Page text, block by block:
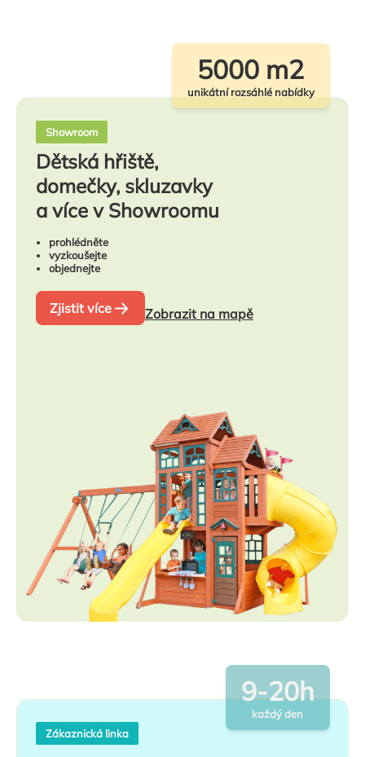
Showroom
Dětská hřiště,
domečky, skluzavky
a více v Showroomu
prohlédněte
vyzkoušejte
objednejte
Zjistit více Zobrazit na mapě
5000 m2
unikátní rozsáhlé nabídky
Zákaznická linka
9-20h
každý den